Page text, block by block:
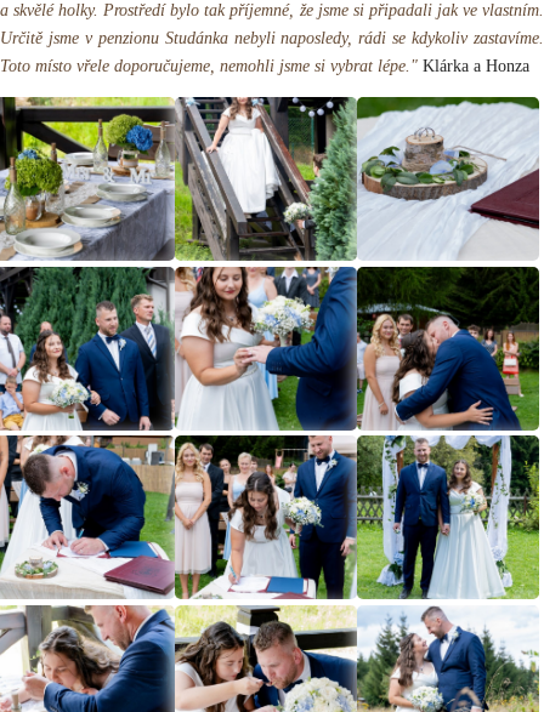
a skvělé holky. Prostředí bylo tak příjemné, že jsme si připadali jak ve vlastním.
Určitě jsme v penzionu Studánka nebyli naposledy, rádi se kdykoliv zastavíme.
Toto místo vřele doporučujeme, nemohli jsme si vybrat lépe." Klárka a Honza